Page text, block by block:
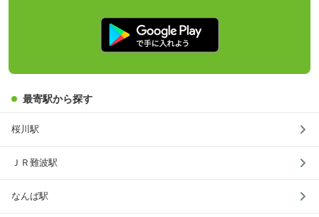
最寄駅から探す
桜川駅
ＪＲ難波駅
なんば駅